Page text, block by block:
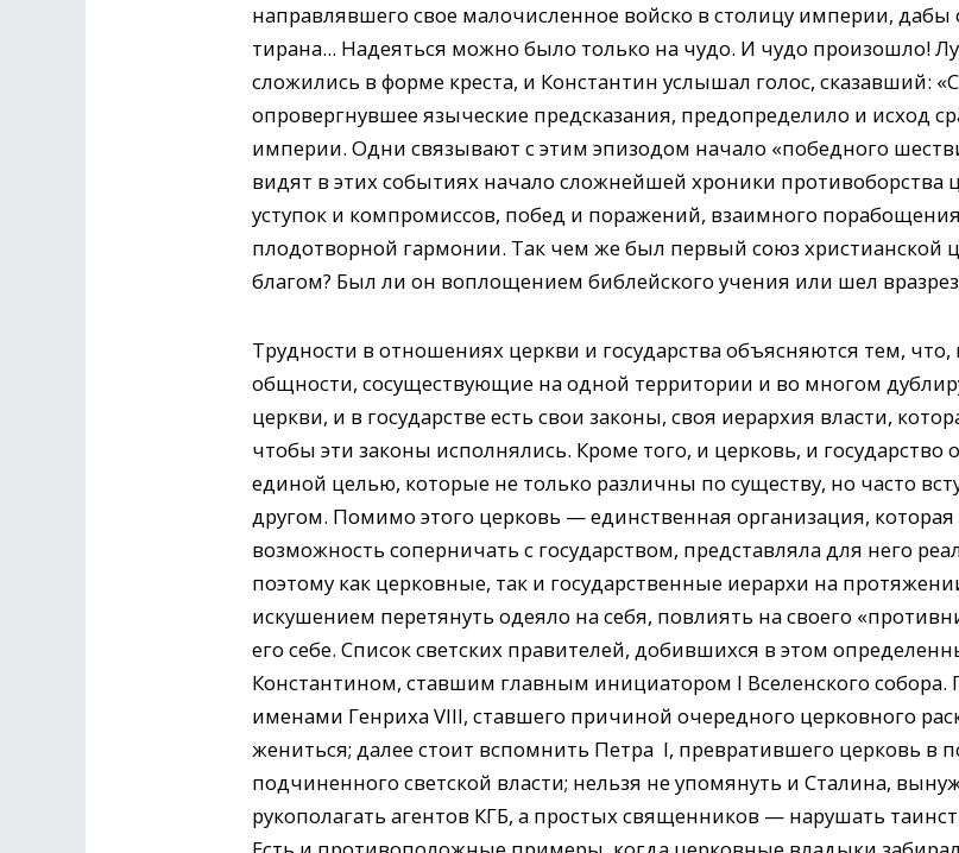
направлявшего свое малочисленное войско в столицу империи, дабы
тирана... Надеяться можно было только на чудо. И чудо произошло!
сложились в форме креста, и Константин услышал голос, сказавший:
опровергнувшее языческие предсказания, предопределило и исход
империи. Одни связывают с этим эпизодом начало «победного
видят в этих событиях начало сложнейшей хроники противоборства
уступок и компромиссов, побед и поражений, взаимного
плодотворной гармонии. Так чем же был первый союз христианской
благом? Был ли он воплощением библейского учения или шел
Трудности в отношениях церкви и государства объясняются тем,
общности, сосуществующие на одной территории и во многом
церкви, и в государстве есть свои законы, своя иерархия власти,
чтобы эти законы исполнялись. Кроме того, и церковь, и
единой целью, которые не только различны по существу, но часто
другом. Помимо этого церковь — единственная организация,
возможность соперничать с государством, представляла для него
поэтому как церковные, так и государственные иерархи на
искушением перетянуть одеяло на себя, повлиять на своего
его себе. Список светских правителей, добившихся в этом
Константином, ставшим главным инициатором I Вселенского
именами Генриха VIII, ставшего причиной очередного церковного
жениться; далее стоит вспомнить Петра I, превратившего церковь в
подчиненного светской власти; нельзя не упомянуть и Сталина,
рукополагать агентов КГБ, а простых священников — нарушать